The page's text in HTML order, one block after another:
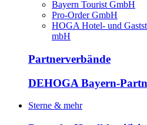
Bayern Tourist GmbH
Pro-Order GmbH
HOGA Hotel- und
mbH
Partnerverbände
DEHOGA Bayern-
Sterne & mehr